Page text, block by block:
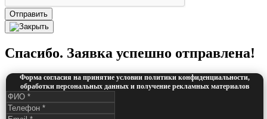
Отправить
Спасибо. Заявка успешно отправлена!
Форма согласия на принятие условии политики конфиденциальности,
обработки персональных данных и получение рекламных материалов